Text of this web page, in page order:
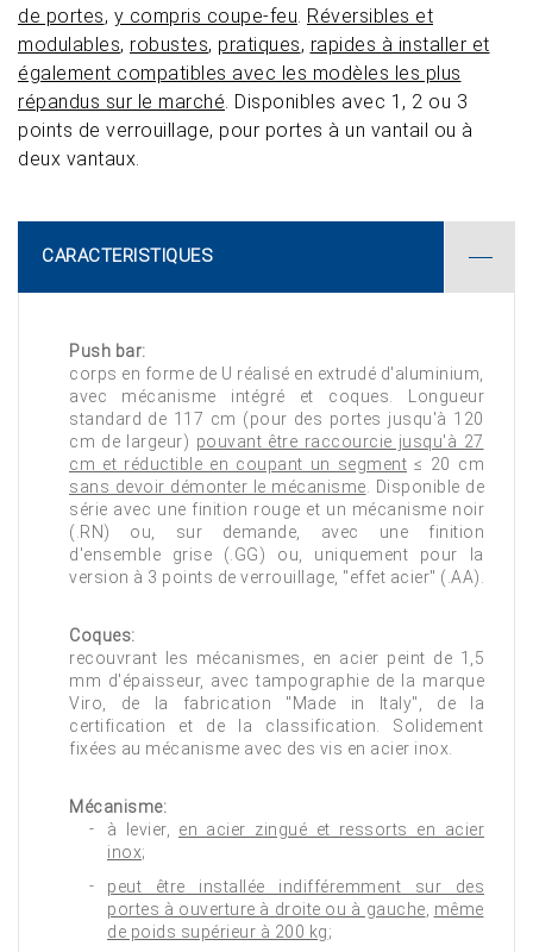
de portes, y compris coupe-feu. Réversibles et
modulables, robustes, pratiques, rapides à installer et
également compatibles avec les modèles les plus
répandus sur le marché. Disponibles avec 1, 2 ou 3
points de verrouillage, pour portes à un vantail ou à
deux vantaux.
CARACTERISTIQUES
Push bar:
corps en forme de U réalisé en extrudé d'aluminium,
avec mécanisme intégré et coques. Longueur
standard de 117 cm (pour des portes jusqu'à 120
cm de largeur) pouvant être raccourcie jusqu'à 27
cm et réductible en coupant un segment ≤ 20 cm
sans devoir démonter le mécanisme . Disponible de
série avec une finition rouge et un mécanisme noir
(.RN) ou, sur demande, avec une finition
d'ensemble grise (.GG) ou, uniquement pour la
version à 3 points de verrouillage, "effet acier" (.AA).
Coques:
recouvrant les mécanismes, en acier peint de 1,5
mm d'épaisseur, avec tampographie de la marque
Viro, de la fabrication "Made in Italy", de la
certification et de la classification. Solidement
fixées au mécanisme avec des vis en acier inox.
Mécanisme:
à levier, en acier zingué et ressorts en acier
inox;
peut être installée indifféremment sur des
portes à ouverture à droite ou à gauche même
de poids supérieur à 200 kg;